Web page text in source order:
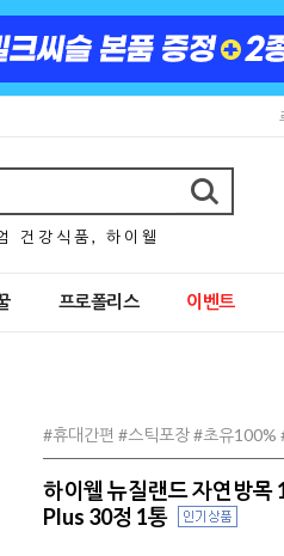
건 강 식 품 , 하 이 웰
프로폴리스 이벤트
#휴대간편 #스틱포장 #초유100%
하이웰 뉴질랜드 자연방
Plus 30정 1통